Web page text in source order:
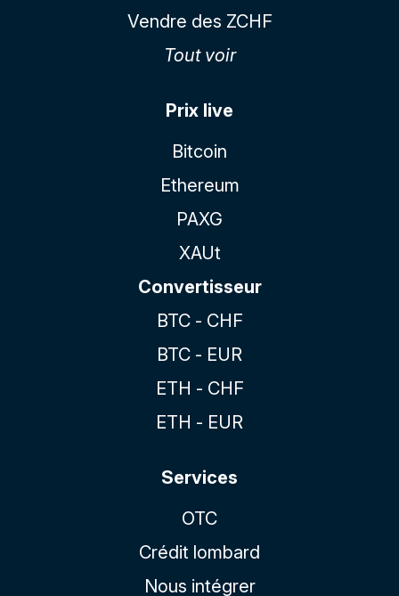
Vendre des ZCHF
Tout voir
Prix live
Bitcoin
Ethereum
PAXG
XAUt
Convertisseur
BTC - CHF
BTC - EUR
ETH - CHF
ETH - EUR
Services
OTC
Crédit lombard
Nous intégrer